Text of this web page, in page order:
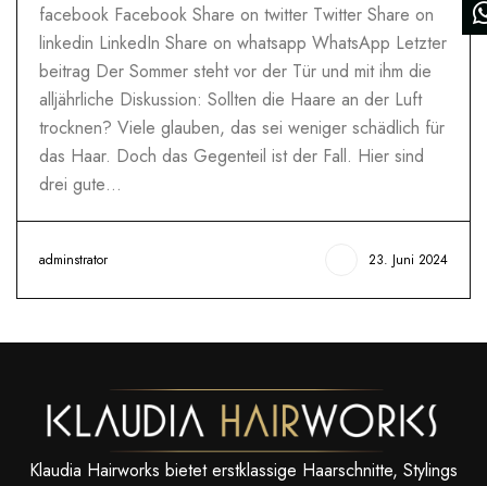
facebook Facebook Share on twitter Twitter Share on
linkedin LinkedIn Share on whatsapp WhatsApp Letzter
beitrag Der Sommer steht vor der Tür und mit ihm die
alljährliche Diskussion: Sollten die Haare an der Luft
trocknen? Viele glauben, das sei weniger schädlich für
das Haar. Doch das Gegenteil ist der Fall. Hier sind
drei gute…
adminstrator 23. Juni 2024
Klaudia Hairworks bietet erstklassige Haarschnitte, Stylings